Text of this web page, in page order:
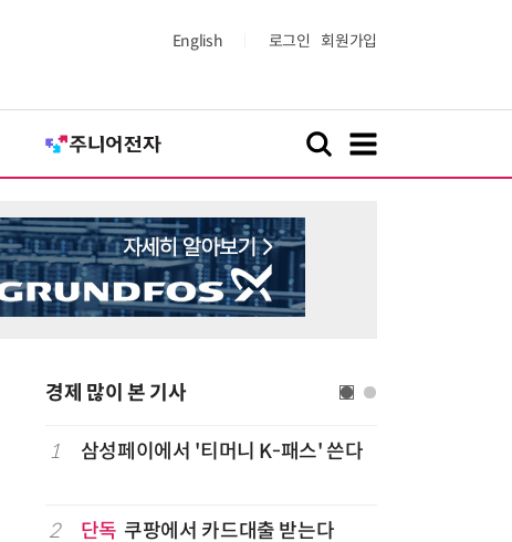
English 로그인 회원가입
경제 많이 본 기사
1 삼성페이에서 '티머니 K-패스' 쓴다
2 단독 쿠팡에서 카드대출 받는다